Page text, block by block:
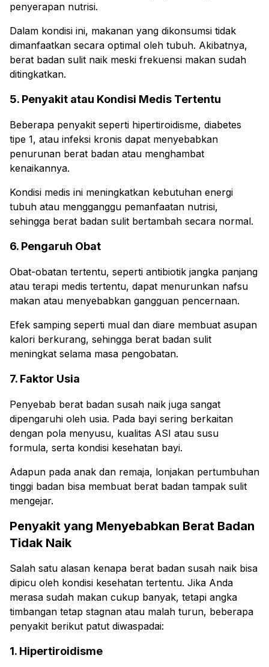
penyerapan nutrisi.
Dalam kondisi ini, makanan yang dikonsumsi tidak
dimanfaatkan secara optimal oleh tubuh. Akibatnya,
berat badan sulit naik meski frekuensi makan sudah
ditingkatkan.
5. Penyakit atau Kondisi Medis Tertentu
Beberapa penyakit seperti hipertiroidisme, diabetes
tipe 1, atau infeksi kronis dapat menyebabkan
penurunan berat badan atau menghambat
kenaikannya.
Kondisi medis ini meningkatkan kebutuhan energi
tubuh atau mengganggu pemanfaatan nutrisi,
sehingga berat badan sulit bertambah secara normal.
6. Pengaruh Obat
Obat-obatan tertentu, seperti antibiotik jangka panjang
atau terapi medis tertentu, dapat menurunkan nafsu
makan atau menyebabkan gangguan pencernaan.
Efek samping seperti mual dan diare membuat asupan
kalori berkurang, sehingga berat badan sulit
meningkat selama masa pengobatan.
7. Faktor Usia
Penyebab berat badan susah naik juga sangat
dipengaruhi oleh usia. Pada bayi sering berkaitan
dengan pola menyusu, kualitas ASI atau susu
formula, serta kondisi kesehatan bayi.
Adapun pada anak dan remaja, lonjakan pertumbuhan
tinggi badan bisa membuat berat badan tampak sulit
mengejar.
Penyakit yang Menyebabkan Berat Badan
Tidak Naik
Salah satu alasan kenapa berat badan susah naik bisa
dipicu oleh kondisi kesehatan tertentu. Jika Anda
merasa sudah makan cukup banyak, tetapi angka
timbangan tetap stagnan atau malah turun, beberapa
penyakit berikut patut diwaspadai:
1. Hipertiroidisme